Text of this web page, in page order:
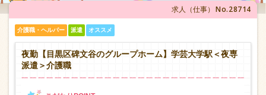
転職支援サービス
登録から就業まで
求人（仕事） No.28714
介護職・ヘルパー 派遣 オススメ
夜勤【目黒区碑文谷のグループホーム】学芸大学駅＜夜専
派遣＞介護職